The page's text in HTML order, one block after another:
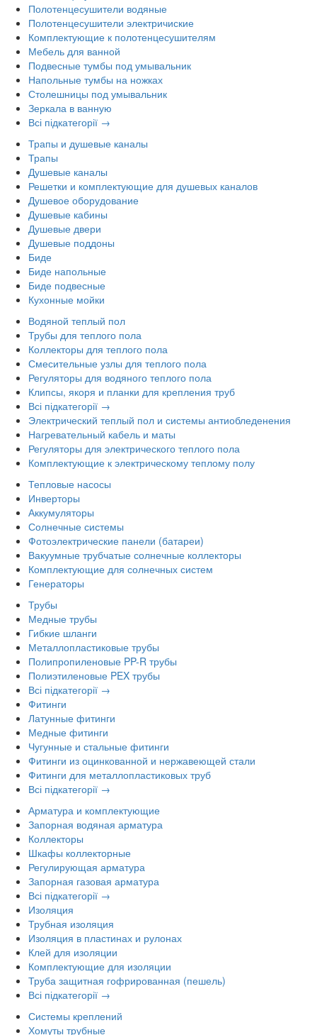
Полотенцесушители водяные
Полотенцесушители электричиские
Комплектующие к полотенцесушителям
Мебель для ванной
Подвесные тумбы под умывальник
Напольные тумбы на ножках
Столешницы под умывальник
Зеркала в ванную
Всі підкатегорії →
Трапы и душевые каналы
Трапы
Душевые каналы
Решетки и комплектующие для душевых каналов
Душевое оборудование
Душевые кабины
Душевые двери
Душевые поддоны
Биде
Биде напольные
Биде подвесные
Кухонные мойки
Водяной теплый пол
Трубы для теплого пола
Коллекторы для теплого пола
Смесительные узлы для теплого пола
Регуляторы для водяного теплого пола
Клипсы, якоря и планки для крепления труб
Всі підкатегорії →
Электрический теплый пол и системы антиобледенения
Нагревательный кабель и маты
Регуляторы для электрического теплого пола
Комплектующие к электрическому теплому полу
Тепловые насосы
Инверторы
Аккумуляторы
Солнечные системы
Фотоэлектрические панели (батареи)
Вакуумные трубчатые солнечные коллекторы
Комплектующие для солнечных систем
Генераторы
Трубы
Медные трубы
Гибкие шланги
Металлопластиковые трубы
Полипропиленовые PP-R трубы
Полиэтиленовые PEX трубы
Всі підкатегорії →
Фитинги
Латунные фитинги
Медные фитинги
Чугунные и стальные фитинги
Фитинги из оцинкованной и нержавеющей стали
Фитинги для металлопластиковых труб
Всі підкатегорії →
Арматура и комплектующие
Запорная водяная арматура
Коллекторы
Шкафы коллекторные
Регулирующая арматура
Запорная газовая арматура
Всі підкатегорії →
Изоляция
Трубная изоляция
Изоляция в пластинах и рулонах
Клей для изоляции
Комплектующие для изоляции
Труба защитная гофрированная (пешель)
Всі підкатегорії →
Системы креплений
Хомуты трубные